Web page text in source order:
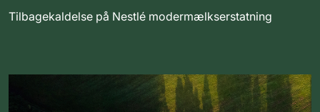
Tilbagekaldelse på Nestlé modermælkserstatning